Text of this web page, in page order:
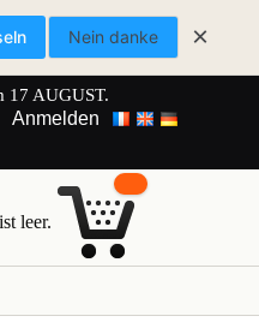
Nein danke ×
17 AUGUST.
Anmelden
leer.